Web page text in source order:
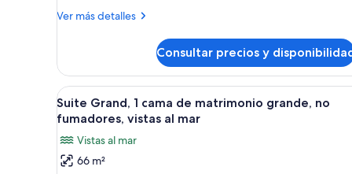
de
balcón
Ver más detalles
Más
Grand,
cama
de
grande,
balcón
Consultar precios y
Abrir
todas
fotos
de
Habitación de hotel con una
15
Suite Grand, 1 cama de matrimonio grande, no
fumadores, vistas al mar
Vistas al mar
66 m²